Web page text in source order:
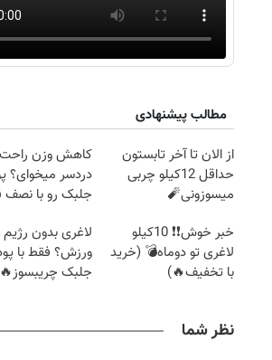
مطالب پیشنهادی
از الان تا آخر تابستون
حداقل 12کیلو چربی
میسوزونی🧨
کاهش وزن
دردسر میخوای؟
جلبک رو با
خبر خوش❗❗ 10کیلو
لاغری تو دوماه💣 (خرید
با تخفیف🔥)
لاغری بدون رژیم
ورزش؟ فقط با
جلبک چریبسوز🔥
نظر شما
روزنامه‌های صبح پنج‌شنبه ۱۵ مرداد ۱۴۰۵